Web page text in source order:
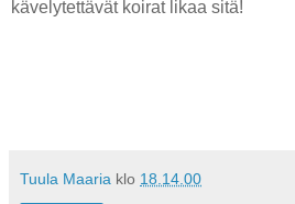
kävelytettävät koirat likaa sitä!
Tuula Maaria klo 18.14.00